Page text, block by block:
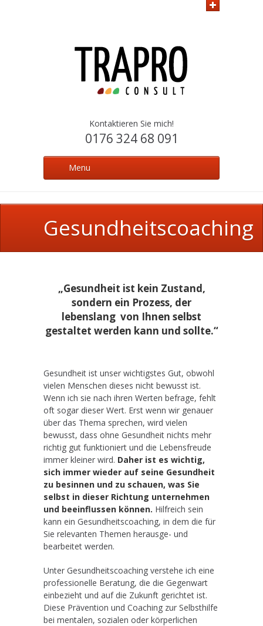
Kontaktieren Sie mich!
0176 324 68 091
Menu
Gesundheitscoaching
„Gesundheit ist kein Zustand,
sondern ein Prozess, der
lebenslang von Ihnen selbst
gestaltet werden kann und sollte.“
Gesundheit ist unser wichtigstes Gut, obwohl
vielen Menschen dieses nicht bewusst ist.
Wenn ich sie nach ihren Werten befrage, fehlt
oft sogar dieser Wert. Erst wenn wir genauer
über das Thema sprechen, wird vielen
bewusst, dass ohne Gesundheit nichts mehr
richtig gut funktioniert und die Lebensfreude
immer kleiner wird. Daher ist es wichtig,
sich immer wieder auf seine Gesundheit
zu besinnen und zu schauen, was Sie
selbst in dieser Richtung unternehmen
und beeinflussen können. Hilfreich sein
kann ein Gesundheitscoaching, in dem die für
Sie relevanten Themen herausge- und
bearbeitet werden.
Unter Gesundheitscoaching verstehe ich eine
professionelle Beratung, die die Gegenwart
einbezieht und auf die Zukunft gerichtet ist.
Diese Prävention und Coaching zur Selbsthilfe
bei mentalen, sozialen oder körperlichen